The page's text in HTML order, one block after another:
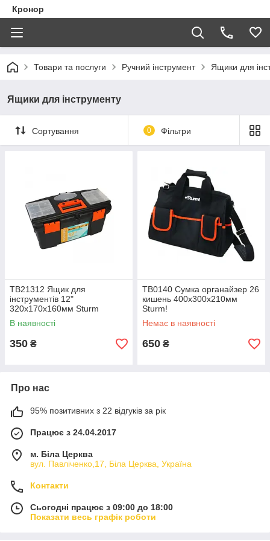
Кронор
Товари та послуги Ручний інструмент Ящики для
Ящики для інструменту
Сортування 0 Фільтри
TB21312 Ящик для
інструментів 12"
320х170х160мм Sturm
В наявності
350 ₴
TB0140 Сумка органайзер 26
кишень 400х300х210мм
Sturm!
Немає в наявності
650 ₴
Про нас
95% позитивних з 22 відгуків за рік
Працює з 24.04.2017
м. Біла Церква
вул. Павліченко,17, Біла Церква, Україна
Контакти
Сьогодні працює з 09:00 до 18:00
Показати весь графік роботи